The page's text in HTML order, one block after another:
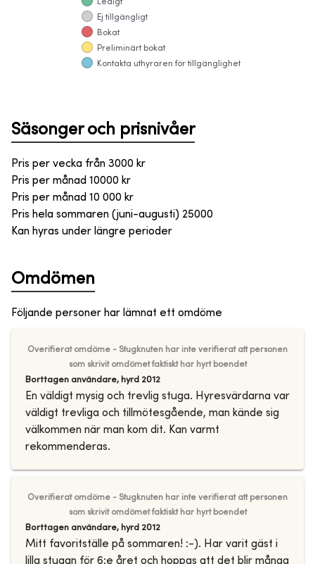
Ledigt
Ej tillgängligt
Bokat
Preliminärt bokat
Kontakta uthyraren för tillgänglighet
Säsonger och prisnivåer
Pris per vecka från 3000 kr
Pris per månad 10000 kr
Pris per månad 10 000 kr
Pris hela sommaren (juni-augusti) 25000
Kan hyras under längre perioder
Omdömen
Följande personer har lämnat ett omdöme
Overifierat omdöme - Stugknuten har inte verifierat att personen
som skrivit omdömet faktiskt har hyrt boendet
Borttagen användare, hyrd 2012
En väldigt mysig och trevlig stuga. Hyresvärdarna var
väldigt trevliga och tillmötesgående, man kände sig
välkommen när man kom dit. Kan varmt
rekommenderas.
Overifierat omdöme - Stugknuten har inte verifierat att personen
som skrivit omdömet faktiskt har hyrt boendet
Borttagen användare, hyrd 2012
Mitt favoritställe på sommaren! :-). Har varit gäst i
lilla stugan för 6:e året och hoppas att det blir många